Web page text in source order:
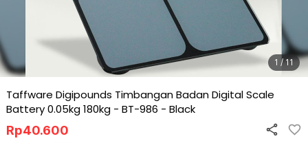
1 / 11
Taffware Digipounds Timbangan Badan Digital Scale
Battery 0.05kg 180kg - BT-986 - Black
Rp40.600